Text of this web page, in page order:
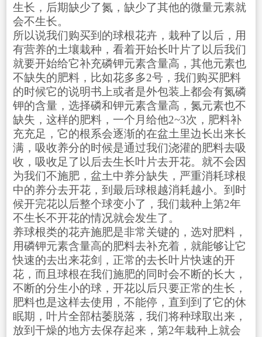
生长，后期缺少了氮，缺少了其他的微量元素就
会不生长。
所以说我们购买到的球根花卉，栽种了以后，用
有营养的土壤栽种，看着开始长叶片了以后我们
就要开始给它补充磷钾元素含量高，其他元素也
不缺失的肥料，比如花多多2号，我们购买肥料
的时候它的说明书上或者是外包装上都会有氮磷
钾的含量，选择磷和钾元素含量高，氮元素也不
缺失，这样的肥料，一个月给他2~3次，肥料补
充充足，它的根系会逐渐的在盆土里边长出来长
满，吸收养分的时候是通过我们浇灌的肥料去吸
收，吸收足了以后去生长叶片去开花。就不会因
为我们不施肥，盆土中养分缺失，严重消耗球根
中的养分去开花，到最后球根越消耗越小。到时
候开完花以后整个球变小了，我们栽种上第2年
不生长不开花的情况就会发生了。
养球根类的花卉施肥是非常关键的，选对肥料，
用磷钾元素含量高的肥料去补充着，就能够让它
快速的去出来花剑，正常的去长叶片快速的开
花，而且球根在我们施肥的同时会不断的长大，
不断的分生小的球，开花以后只要正常的生长，
肥料也是这样去使用，不能停，直到到了它的休
眠期，叶片全部枯萎脱落，我们将种球取出来，
放到干燥的地方去保存起来，第2年栽种上就会